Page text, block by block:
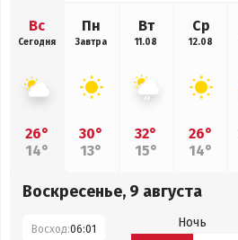
Вс
Сегодня
26°
14°
Пн
Завтра
30°
13°
Вт
11.08
32°
15°
Ср
12.08
26°
14°
Воскресенье, 9 августа
Восход:06:01 Ночь